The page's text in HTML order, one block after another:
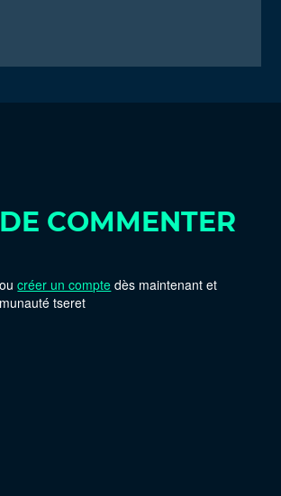
COMMENTER
oucréer un compte dès maintenant et
tseret